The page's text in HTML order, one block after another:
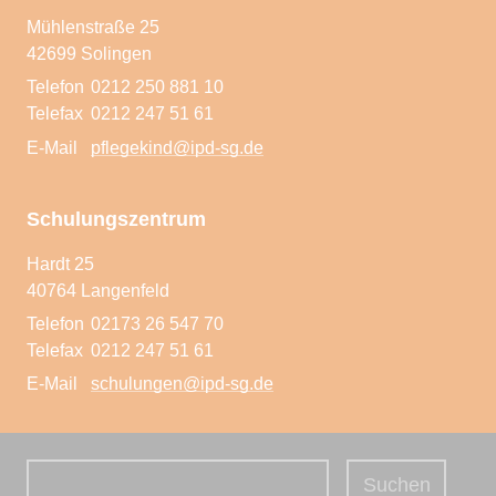
Mühlenstraße 25
42699 Solingen
Telefon 0212 250 881 10
Telefax 0212 247 51 61
E-Mail
pflegekind@ipd-sg.de
Schulungszentrum
Hardt 25
40764 Langenfeld
Telefon 02173 26 547 70
Telefax 0212 247 51 61
E-Mail
schulungen@ipd-sg.de
Suchen